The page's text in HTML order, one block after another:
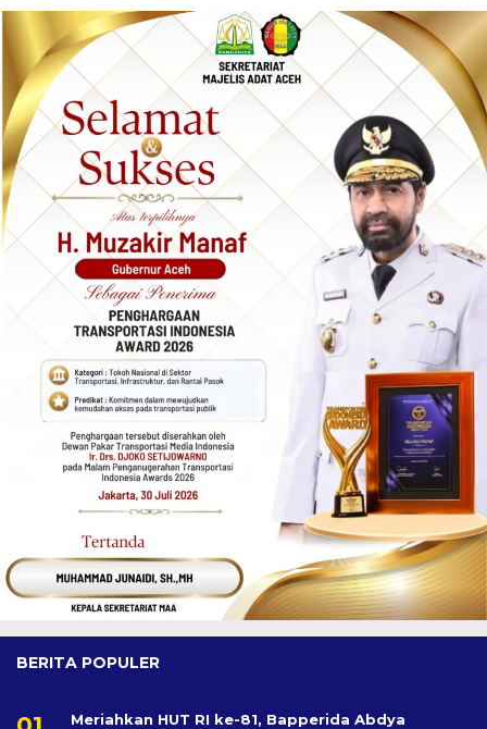
BERITA POPULER
Meriahkan HUT RI ke-81, Bapperida Abdya